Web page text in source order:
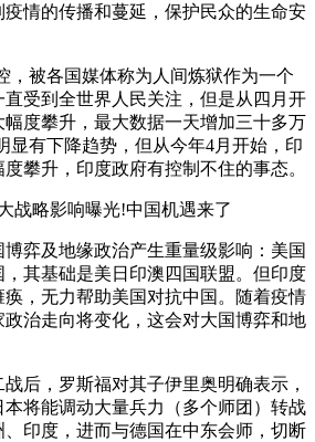
情的传播和蔓延，保护民众的生命安
，被各国媒体称为人间炼狱作为一个
直受到全世界人民关注，但是从四月开
度攀升，最大数据一天增加三十多万
显有下降趋势，但从今年4月开始，印
攀升，印度政府有控制不住的事态。
战略影响曝光!中国机遇来了
弈及地缘政治产生重量级影响：美国
其基础是美日印澳四国联盟。但印度
，无力帮助美国对抗中国。随着疫情
治走向将变化，这会对大国博弈和地
后，罗斯福对其子伊里奥明确表示，
将能调动大量兵力（多个师团）转战
印度，进而与德国在中东会师，切断